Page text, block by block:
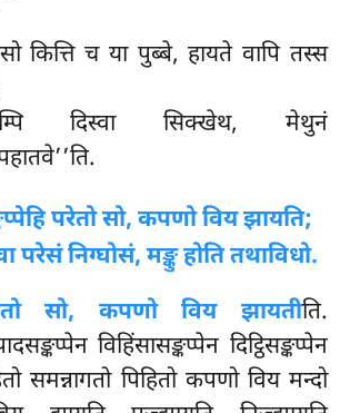
कित्ति च या पुब्बे, हायते वापि तस्स
दिस्वा सिक्खेथ, मेथुनं
परेतो सो, कपणो विय झायति;
परेसं निग्घोसं, मङ्कु होति तथाविधो.
सो, कपणो विय झायतीति.
विहिंसासङ्कप्पेन दिट्ठिसङ्कप्पेन
समन्नागतो पिहितो कपणो विय मन्दो